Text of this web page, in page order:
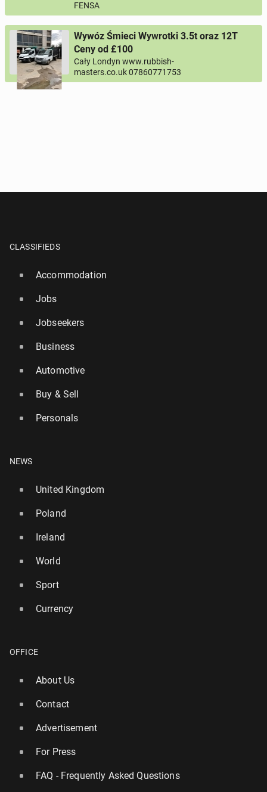
FENSA
Wywóz Śmieci Wywrotki 3.5t oraz 12T
Ceny od £100
Cały Londyn www.rubbish-
masters.co.uk 07860771753
CLASSIFIEDS
Accommodation
Jobs
Jobseekers
Business
Automotive
Buy & Sell
Personals
NEWS
United Kingdom
Poland
Ireland
World
Sport
Currency
OFFICE
About Us
Contact
Advertisement
For Press
FAQ - Frequently Asked Questions